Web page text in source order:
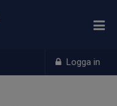
Logga in